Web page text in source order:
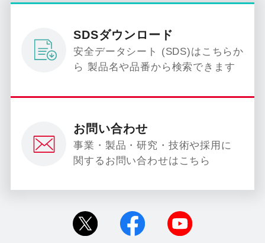
SDSダウンロード
安全データシート (SDS)はこちらか
ら 製品名や品番から検索できます
お問い合わせ
事業・製品・研究・技術や採用に
関するお問い合わせはこちら